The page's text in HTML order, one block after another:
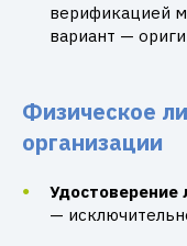
верификацией
вариант —
Физическое
организации
Удостоверение
—